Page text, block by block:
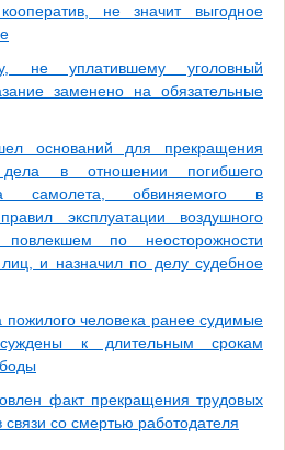
не значит выгодное
не уплатившему уголовный
заменено на обязательные
оснований для прекращения
дела в отношении погибшего
самолета, обвиняемого в
эксплуатации воздушного
повлекшем по неосторожности
и назначил по делу судебное
человека ранее судимые
к длительным срокам
факт прекращения трудовых
со смертью работодателя